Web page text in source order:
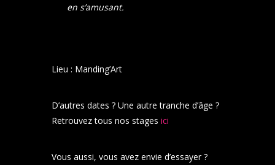
en s’amusant.
Lieu : Manding’Art
D’autres dates ? Une autre tranche d’âge ?
Retrouvez tous nos stages ici
Vous aussi, vous avez envie d’essayer ?